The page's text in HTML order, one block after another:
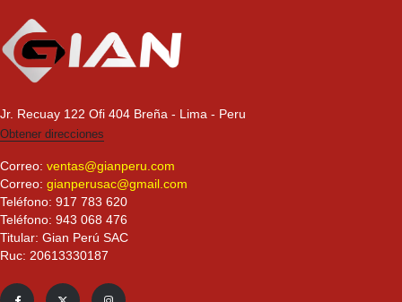
Jr. Recuay 122 Ofi 404 Breña - Lima - Peru
Obtener direcciones
Correo: ventas@gianperu.com
Correo: gianperusac@gmail.com
Teléfono: 917 783 620
Teléfono: 943 068 476
Titular: Gian Perú SAC
Ruc: 20613330187